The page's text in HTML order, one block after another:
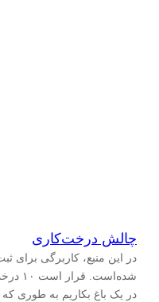
چالش درخت‌کاری
در این منبع، کاربرگی برای
در یک باغ بکاریم به طوری